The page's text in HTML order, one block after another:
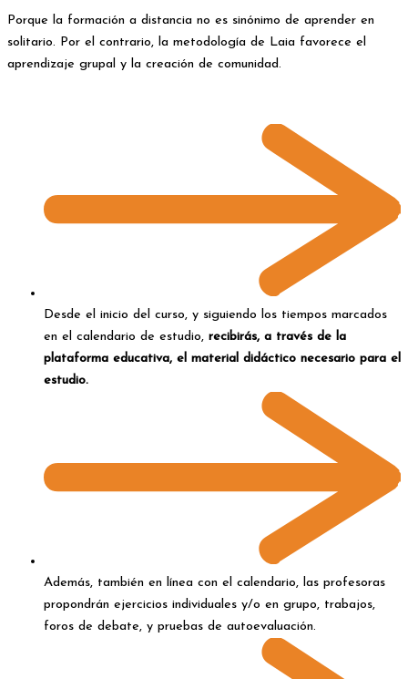
Porque la formación a distancia no es sinónimo de aprender en
solitario. Por el contrario, la metodología de Laia favorece el
aprendizaje grupal y la creación de comunidad.
Desde el inicio del curso, y siguiendo los tiempos marcados
en el calendario de estudio, recibirás, a través de la
plataforma educativa, el material didáctico necesario para el
estudio.
Además, también en línea con el calendario, las profesoras
propondrán ejercicios individuales y/o en grupo, trabajos,
foros de debate, y pruebas de autoevaluación.